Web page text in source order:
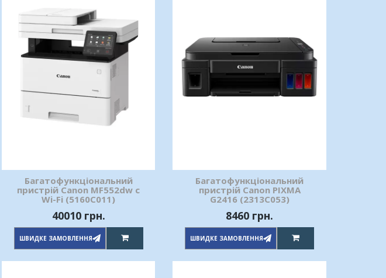
Багатофункціональний
пристрій Canon MF552dw c
Wi-Fi (5160C011)
40010 грн.
ШВИДКЕ ЗАМОВЛЕННЯ
Багатофункціональний
пристрій Canon PIXMA
G2416 (2313C053)
8460 грн.
ШВИДКЕ ЗАМОВЛЕННЯ